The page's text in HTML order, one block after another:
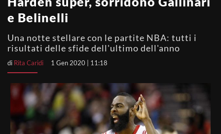
e Belinelli
Una notte stellare con le partite NBA: tutti i
risultati delle sfide dell'ultimo dell'anno
di Rita Caridi 1 Gen 2020 | 11:18